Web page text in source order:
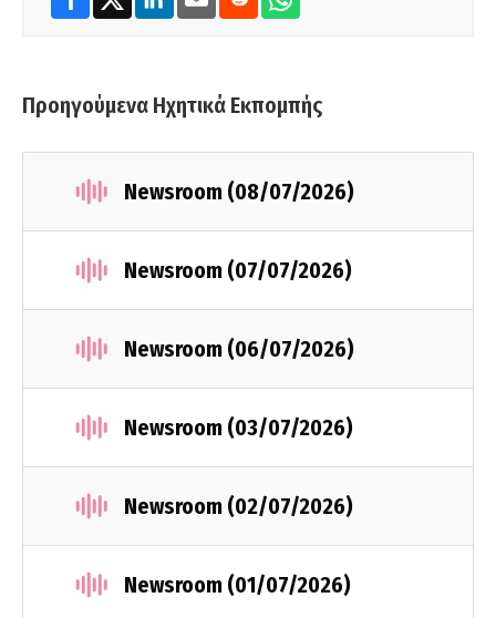
Προηγούμενα Ηχητικά Εκπομπής
Newsroom (08/07/2026)
Newsroom (07/07/2026)
Newsroom (06/07/2026)
Newsroom (03/07/2026)
Newsroom (02/07/2026)
Newsroom (01/07/2026)